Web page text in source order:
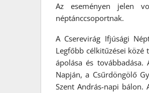
Az eseményen jelen
néptánccsoportnak.
A Cserevirág Ifjúsági
Legfőbb célkitűzései közé
ápolása és
Napján, a Csűrdöngölő
Szent András-napi bálon.